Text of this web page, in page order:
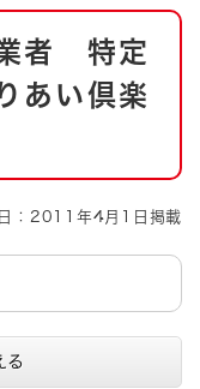
者 特定
あい倶楽
：2011年4月1日掲載
る